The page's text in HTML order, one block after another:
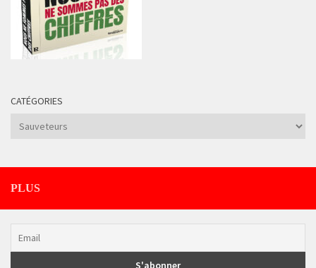
CATÉGORIES
Catégories
PLUS